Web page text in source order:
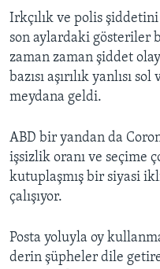
Irkçılık ve polis
son aylardaki gösteriler
zaman zaman şiddet
bazısı aşırılık yanlısı
meydana geldi.
ABD bir yandan da
işsizlik oranı ve seçime
kutuplaşmış bir siyasi
çalışıyor.
Posta yoluyla oy
derin şüpheler dile